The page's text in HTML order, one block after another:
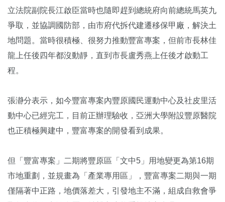
立法院副院長江啟臣當時也隨即趕到總統府向前總統馬英九
爭取，並協調國防部，由市府代拆代建遷移保甲廠，解決土
地問題。當時很積極、很努力推動豐富專案，但前市長林佳
龍上任後四年都沒動靜，直到市長盧秀燕上任後才啟動工
程。
張瀞分表示，如今豐富專案內豐原國民運動中心及社皮里活
動中心已經完工，目前正辦理驗收，亞洲大學附設豐原醫院
也正積極興建中，豐富專案的開發看到成果。
但「豐富專案」二期將豐原區「文中5」用地變更為第16期
市地重劃，並規畫為「產業專用區」，豐富專案二期與一期
僅隔著中正路，地價落差大，引發地主不滿，組成自救會爭